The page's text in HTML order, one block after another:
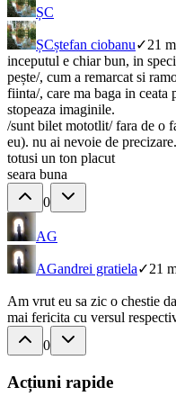
ȘC
ȘCștefan ciobanu✓21
inceputul e chiar bun, in
pește/, cum a remarcat si
fiinta/, care ma baga in ceata
stopeaza imaginile.
/sunt bilet mototlit/ fara de o
eu). nu ai nevoie de precizare.
totusi un ton placut
seara buna
0
AG
AGandrei gratiela✓21
Am vrut eu sa zic o chestie
mai fericita cu versul
0
Acțiuni rapide